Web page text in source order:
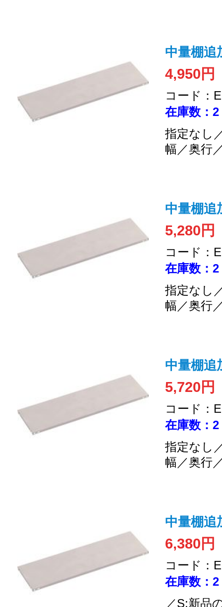
中量棚追
4,950円
コード：
在庫数：2
指定なし
幅／奥行
中量棚追
5,280円
コード：
在庫数：2
指定なし
幅／奥行
中量棚追
5,720円
コード：
在庫数：2
指定なし
幅／奥行
中量棚追
6,380円
コード：
在庫数：2
／S:新品